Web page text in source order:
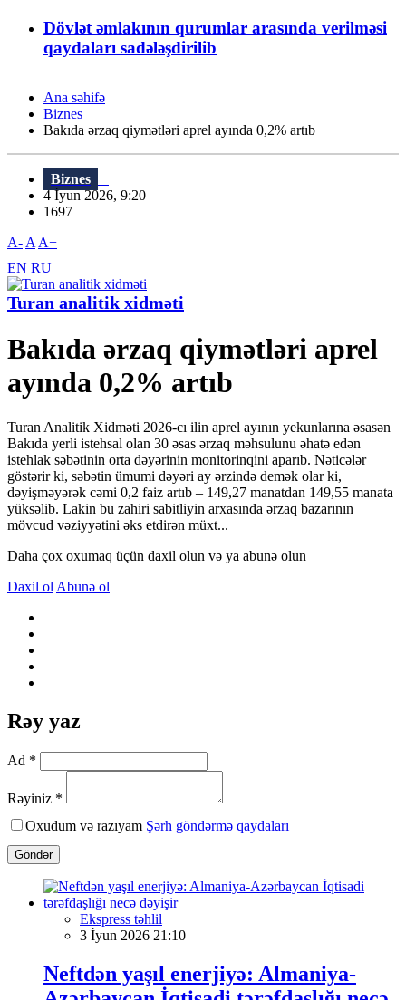
Dövlət əmlakının qurumlar arasında verilməsi
qaydaları sadələşdirilib
Ana səhifə
Biznes
Bakıda ərzaq qiymətləri aprel ayında 0,2% artıb
Biznes
4 İyun 2026, 9:20
1697
A- A A+
EN RU
Turan analitik xidməti
Bakıda ərzaq qiymətləri aprel
ayında 0,2% artıb
Turan Analitik Xidməti 2026-cı ilin aprel ayının yekunlarına əsasən
Bakıda yerli istehsal olan 30 əsas ərzaq məhsulunu əhatə edən
istehlak səbətinin orta dəyərinin monitorinqini aparıb. Nəticələr
göstərir ki, səbətin ümumi dəyəri ay ərzində demək olar ki,
dəyişməyərək cəmi 0,2 faiz artıb – 149,27 manatdan 149,55 manata
yüksəlib. Lakin bu zahiri sabitliyin arxasında ərzaq bazarının
mövcud vəziyyətini əks etdirən müxt...
Daha çox oxumaq üçün daxil olun və ya abunə olun
Daxil ol Abunə ol
Rəy yaz
Ad *
Rəyiniz *
Oxudum və razıyam Şərh göndərmə qaydaları
Göndər
Ekspress təhlil
3 İyun 2026 21:10
Neftdən yaşıl enerjiyə: Almaniya-